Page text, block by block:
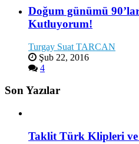
Doğum günümü
Kutluyorum!
Turgay Suat TARCAN
Şub 22, 2016
4
Son Yazılar
Taklit Türk Klipleri